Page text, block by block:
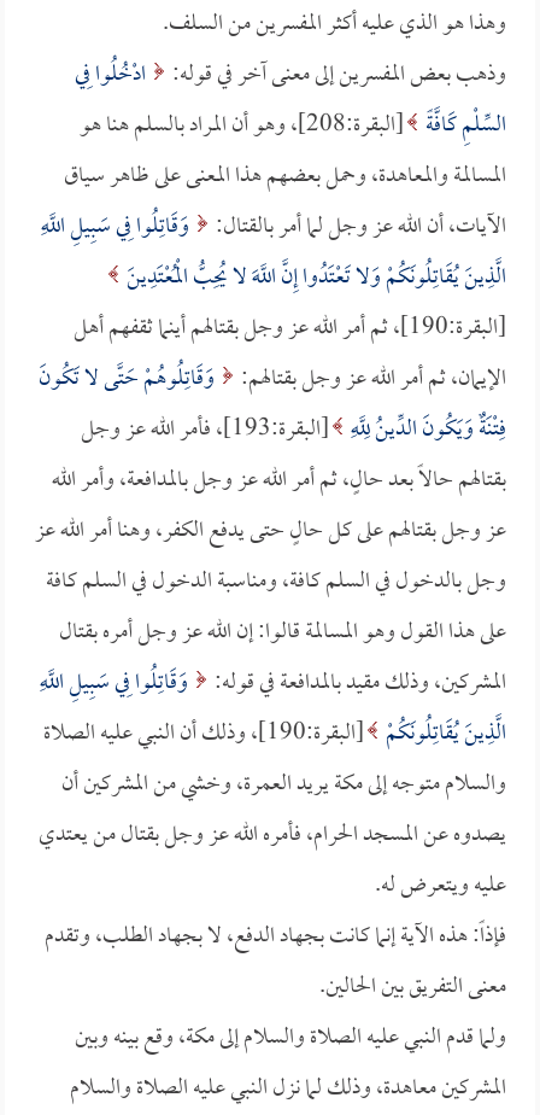
وهذا هو الذي عليه أكثر المفسرين من السلف.
وذهب بعض المفسرين إلى معنى آخر في قوله:
ادْخُلُوا فِي
السِّلْمِ كَافَّةً
[البقرة:208]، وهو أن المراد بالسلم هنا هو
المسالمة والمعاهدة، وحمل بعضهم هذا المعنى على ظاهر سياق
الآيات، أن الله عز وجل لما أمر بالقتال:
وَقَاتِلُوا فِي سَبِيلِ اللَّهِ
الَّذِينَ يُقَاتِلُونَكُمْ وَلا تَعْتَدُوا إِنَّ اللَّهَ لا يُحِبُّ الْمُعْتَدِينَ
[البقرة:190]، ثم أمر الله عز وجل بقتالهم أينما ثقفهم أهل
الإيمان، ثم أمر الله عز وجل بقتالهم:
وَقَاتِلُوهُمْ حَتَّى لا تَكُونَ
فِتْنَةٌ وَيَكُونَ الدِّينُ لِلَّهِ
[البقرة:193]، فأمر الله عز وجل
بقتالهم حالاً بعد حالٍ، ثم أمر الله عز وجل بالمدافعة، وأمر الله
عز وجل بقتالهم على كل حالٍ حتى يدفع الكفر، وهنا أمر الله عز
وجل بالدخول في السلم كافة، ومناسبة الدخول في السلم كافة
على هذا القول وهو المسالمة قالوا: إن الله عز وجل أمره بقتال
المشركين، وذلك مقيد بالمدافعة في قوله:
وَقَاتِلُوا فِي سَبِيلِ اللَّهِ
الَّذِينَ يُقَاتِلُونَكُمْ
[البقرة:190]، وذلك أن النبي عليه الصلاة
والسلام متوجه إلى مكة يريد العمرة، وخشي من المشركين أن
يصدوه عن المسجد الحرام، فأمره الله عز وجل بقتال من يعتدي
عليه ويتعرض له.
فإذاً: هذه الآية إنما كانت بجهاد الدفع، لا بجهاد الطلب، وتقدم
معنى التفريق بين الحالين.
ولما قدم النبي عليه الصلاة والسلام إلى مكة، وقع بينه وبين
المشركين معاهدة، وذلك لما نزل النبي عليه الصلاة والسلام